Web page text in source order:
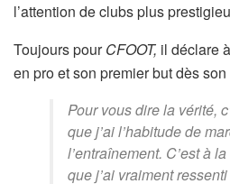
l’attention de clubs plus
Toujours pourCFOOT, il déclare
en pro et son premier but dès
Pour vous dire la vérité,
que j’ai l’habitude de
l’entraînement. C’est à
que j’ai vraiment